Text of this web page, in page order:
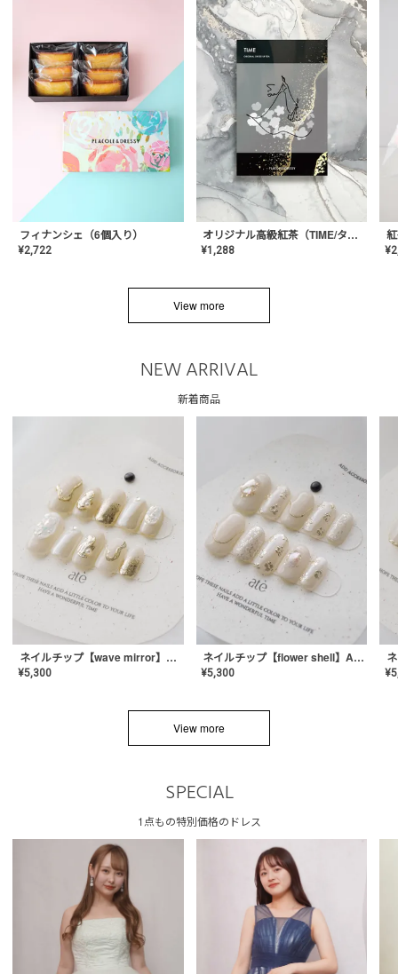
フィナンシェ（6個入り）
¥2,722
オリジナル高級紅茶（TIME/タイム）【ギフト/プチギフト/プレゼント/内祝い/結婚式/オリジナル配合/高品質/ハーブティー/茶葉/記念日/お返し/手土産/美容/おしゃれ】
¥1,288 ¥
View more
NEW ARRIVAL
新着商品
ネイルチップ【wave mirror】AE-CONA-04
¥5,300
ネイルチップ【flower shell】AE-CONA-03
¥5,300 ¥
View more
SPECIAL
1点もの特別価格のドレス